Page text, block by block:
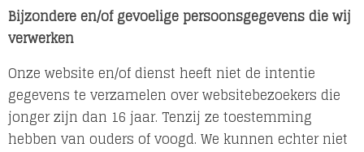
Bijzondere en/of gevoelige persoonsgegevens die wij
verwerken
Onze website en/of dienst heeft niet de intentie
gegevens te verzamelen over websitebezoekers die
jonger zijn dan 16 jaar. Tenzij ze toestemming
hebben van ouders of voogd. We kunnen echter niet